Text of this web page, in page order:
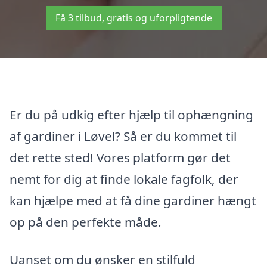
Få 3 tilbud, gratis og uforpligtende
Er du på udkig efter hjælp til ophængning
af gardiner i Løvel? Så er du kommet til
det rette sted! Vores platform gør det
nemt for dig at finde lokale fagfolk, der
kan hjælpe med at få dine gardiner hængt
op på den perfekte måde.
Uanset om du ønsker en stilfuld